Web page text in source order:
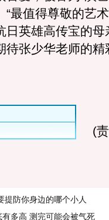
“最值得尊敬的艺
日英雄高传宝的母
待张少华老师的精
(
提防你身边的哪个小人
多高 测完可能会被气死